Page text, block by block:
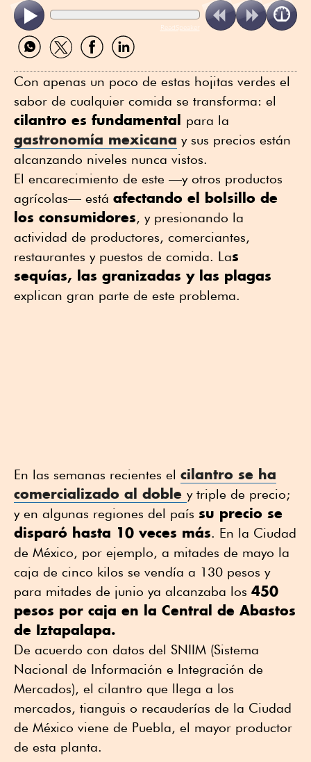
ReadSpeaker
Compartir
por
Compartir
por
Compartir
por
Compartir
por
Con apenas un poco de estas hojitas verdes el
sabor de cualquier comida se transforma: el
cilantro es fundamental para la
gastronomía mexicana y sus precios están
alcanzando niveles nunca vistos.
El encarecimiento de este —y otros productos
agrícolas— está afectando el bolsillo de
los consumidores, y presionando la
actividad de productores, comerciantes,
restaurantes y puestos de comida. Las
sequías, las granizadas y las plagas
explican gran parte de este problema.
En las semanas recientes el cilantro se ha
comercializado al doble y triple de precio;
y en algunas regiones del país su precio se
disparó hasta 10 veces más. En la Ciudad
de México, por ejemplo, a mitades de mayo la
caja de cinco kilos se vendía a 130 pesos y
para mitades de junio ya alcanzaba los 450
pesos por caja en la Central de Abastos
de Iztapalapa.
De acuerdo con datos del SNIIM (Sistema
Nacional de Información e Integración de
Mercados), el cilantro que llega a los
mercados, tianguis o recauderías de la Ciudad
de México viene de Puebla, el mayor productor
de esta planta.